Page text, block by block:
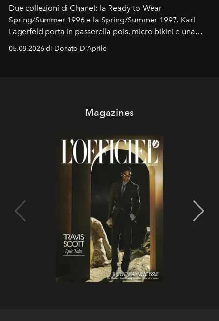
Due collezioni di Chanel: la Ready-to-Wear
Spring/Summer 1996 e la Spring/Summer 1997. Karl
Lagerfeld porta in passerella pois, micro bikini e una
logomania pensata per la spiaggia
Kate, Claudia e Carla una dietro l'altra. Trent'anni dopo,
05.08.2026 di Donato D'Aprile
Magazines